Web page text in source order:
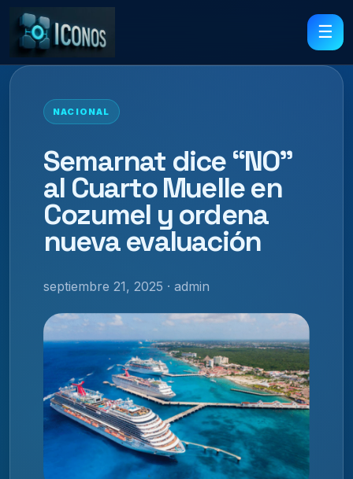
☰
NACIONAL
Semarnat dice “NO”
al Cuarto Muelle en
Cozumel y ordena
nueva evaluación
septiembre 21, 2025 · admin